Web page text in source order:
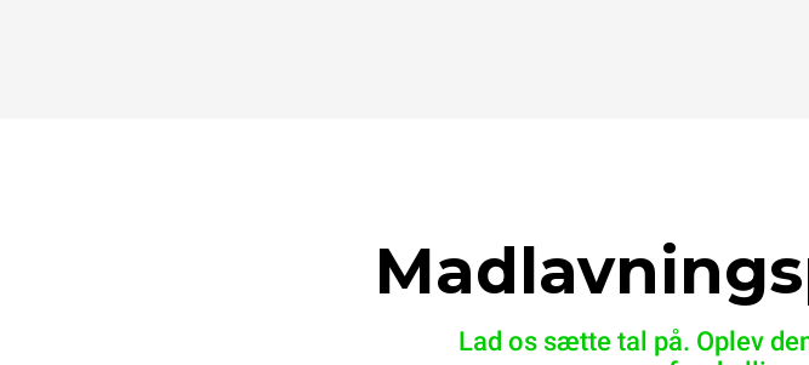
Lad os sætte tal på. Oplev